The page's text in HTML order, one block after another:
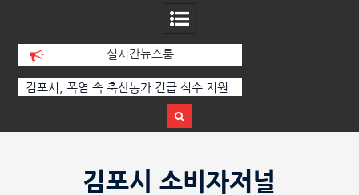
실시간뉴스룸
2026년 숙박업·목욕장업·세탁업 공중위
김포시 소비자저널